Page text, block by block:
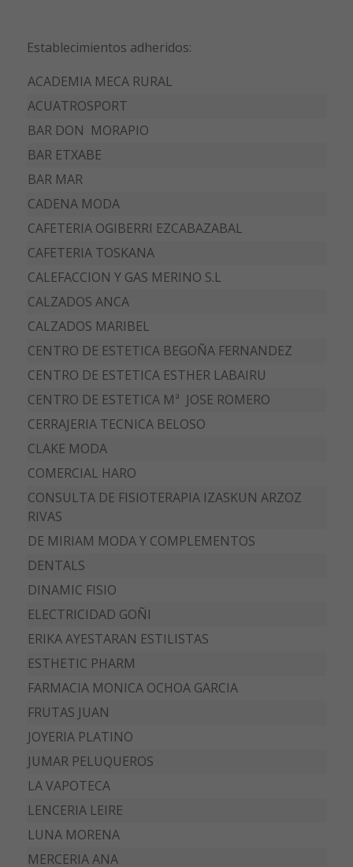
Establecimientos adheridos:
ACADEMIA MECA RURAL
ACUATROSPORT
BAR DON MORAPIO
BAR ETXABE
BAR MAR
CADENA MODA
CAFETERIA OGIBERRI EZCABAZABAL
CAFETERIA TOSKANA
CALEFACCION Y GAS MERINO S.L
CALZADOS ANCA
CALZADOS MARIBEL
CENTRO DE ESTETICA BEGOÑA FERNANDEZ
CENTRO DE ESTETICA ESTHER LABAIRU
CENTRO DE ESTETICA Mª JOSE ROMERO
CERRAJERIA TECNICA BELOSO
CLAKE MODA
COMERCIAL HARO
CONSULTA DE FISIOTERAPIA IZASKUN ARZOZ
RIVAS
DE MIRIAM MODA Y COMPLEMENTOS
DENTALS
DINAMIC FISIO
ELECTRICIDAD GOÑI
ERIKA AYESTARAN ESTILISTAS
ESTHETIC PHARM
FARMACIA MONICA OCHOA GARCIA
FRUTAS JUAN
JOYERIA PLATINO
JUMAR PELUQUEROS
LA VAPOTECA
LENCERIA LEIRE
LUNA MORENA
MERCERIA ANA